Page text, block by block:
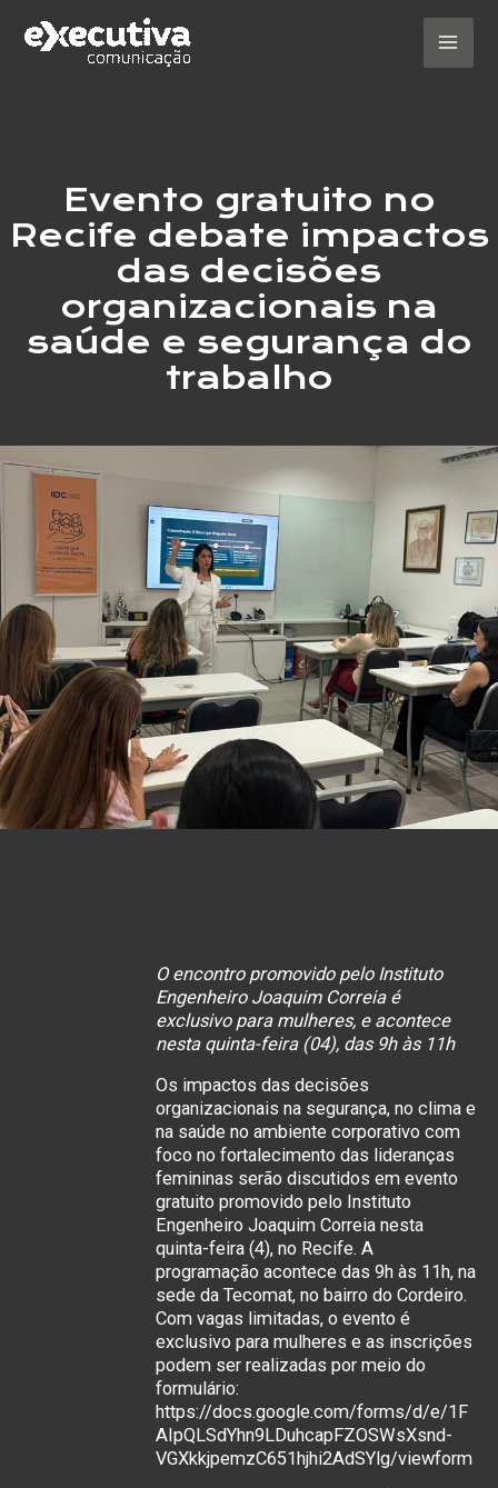
para
Evento gratuito no
Recife debate impactos
das decisões
organizacionais na
saúde e segurança do
trabalho
O encontro promovido pelo Instituto
Engenheiro Joaquim Correia é
exclusivo para mulheres, e acontece
nesta quinta-feira (04), das 9h às 11h
Os impactos das decisões
organizacionais na segurança, no clima e
na saúde no ambiente corporativo com
foco no fortalecimento das lideranças
femininas serão discutidos em evento
gratuito promovido pelo Instituto
Engenheiro Joaquim Correia nesta
quinta-feira (4), no Recife. A
programação acontece das 9h às 11h, na
sede da Tecomat, no bairro do Cordeiro.
Com vagas limitadas, o evento é
exclusivo para mulheres e as inscrições
podem ser realizadas por meio do
formulário:
https://docs.google.com/forms/d/e/1F
AIpQLSdYhn9LDuhcapFZOSWsXsnd-
VGXkkjpemzC651hjhi2AdSYlg/viewform